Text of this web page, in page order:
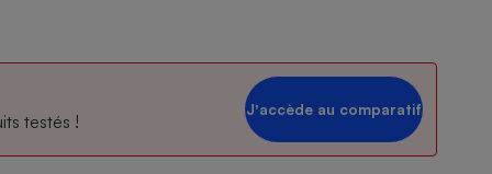
testés !
Jʼaccède au comparatif